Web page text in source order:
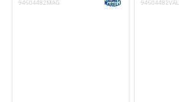
94604482MAG 94604482VAL